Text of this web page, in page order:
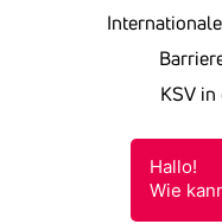
KSV
Hallo!
Wie